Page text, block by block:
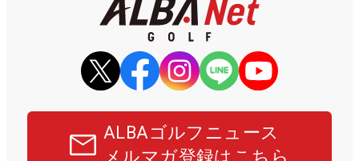
ALBAゴルフニュース
メルマガ登録はこちら